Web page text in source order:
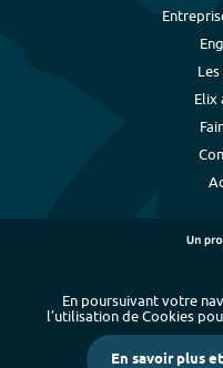
Elix
Plan du site -
Mentions légales et données
En poursuivant votre
l’utilisation de Cookies
En savoir plus